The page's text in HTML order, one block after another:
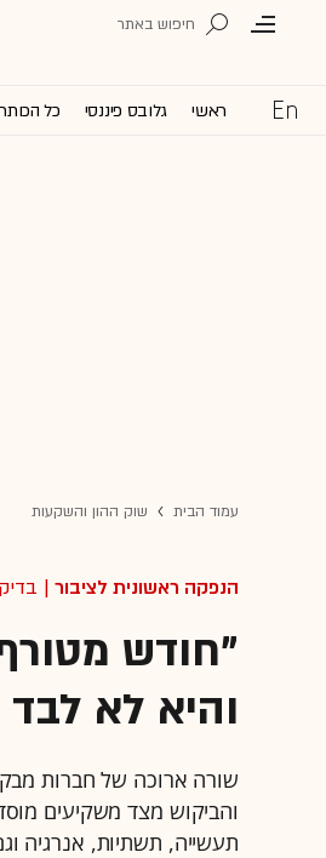
ראשי גלובס פיננסי כל
עמוד הבית שוק ההון והשקעות
הנפקה ראשונית לציבור |
"חודש
והיא לא לבד
שורה ארוכה של חברות
תעשייה, תשתיות, אנרגיה